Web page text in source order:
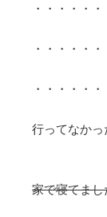
・・・・・・
・・・・・・
・・・・・・
行ってな
家で寝てまし